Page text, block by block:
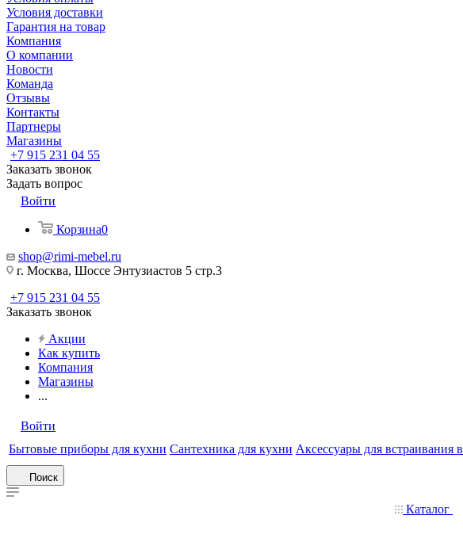
Условия доставки
Гарантия на товар
Компания
О компании
Новости
Команда
Отзывы
Контакты
Партнеры
Магазины
+7 915 231 04 55
Заказать звонок
Задать вопрос
Войти
Корзина0
shop@rimi-mebel.ru
г. Москва, Шоссе Энтузиастов 5 стр.3
+7 915 231 04 55
Заказать звонок
Акции
Как купить
Компания
Магазины
...
Войти
Бытовые приборы для кухни Сантехника для кухни Аксессуары для встраивания
Поиск
Каталог